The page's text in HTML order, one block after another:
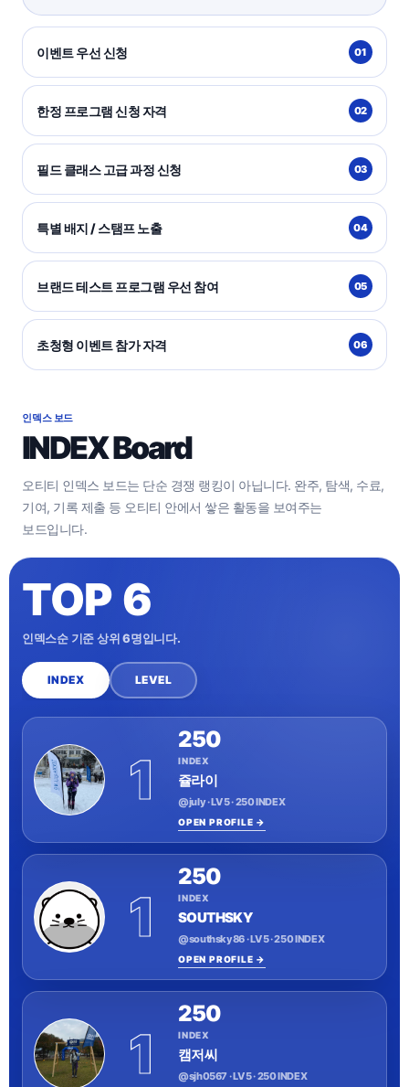
이벤트 우선 신청 01
한정 프로그램 신청 자격 02
필드 클래스 고급 과정 신청 03
특별 배지 / 스탬프 노출 04
브랜드 테스트 프로그램 우선 참여 05
초청형 이벤트 참가 자격 06
인덱스 보드
INDEX Board
오티티 인덱스 보드는 단순 경쟁 랭킹이 아닙니다. 완주, 탐색, 수료,
기여, 기록 제출 등 오티티 안에서 쌓은 활동을 보여주는
보드입니다.
TOP 6
인덱스순 기준 상위 6명입니다.
INDEX LEVEL
1
250
INDEX
쥴라이
@july · LV 5 · 250 INDEX
OPEN PROFILE →
1
250
INDEX
SOUTHSKY
@southsky86 · LV 5 · 250 INDEX
OPEN PROFILE →
1
250
INDEX
캠저씨
@sjh0567 · LV 5 · 250 INDEX